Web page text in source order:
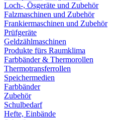
Loch-, Ösgeräte und Zubehör
Falzmaschinen und Zubehör
Frankiermaschinen und Zubehör
Prüfgeräte
Geldzählmaschinen
Produkte fürs Raumklima
Farbbänder & Thermorollen
Thermotransferrollen
Speichermedien
Farbbänder
Zubehör
Schulbedarf
Hefte, Einbände